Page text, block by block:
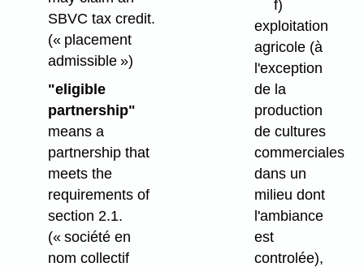
SBVC tax credit.
(« placement
admissible »)
"eligible
partnership"
means a
partnership that
meets the
requirements of
section 2.1.
(« société en
nom collectif
f)
exploitation
agricole (à
l'exception
de la
production
de cultures
commerciales
dans un
milieu dont
l'ambiance
est
controlée),